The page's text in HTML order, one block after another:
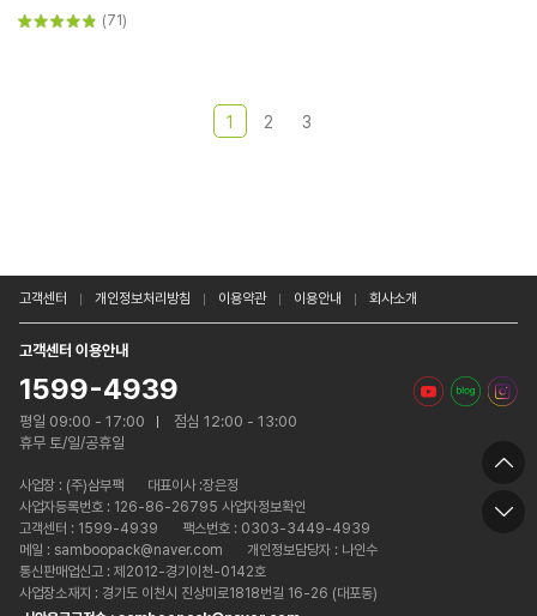
(71)
1 2 3
고객센터 개인정보처리방침 이용약관 이용안내 회사소개
고객센터 이용안내
1599-4939
평일 09:00 - 17:00
점심 12:00 - 13:00
휴무 토/일/공휴일
사업장 : (주)삼부팩
대표이사 :장은정
사업자등록번호 : 126-86-26795 사업자정보확인
고객센터 : 1599-4939
팩스번호 : 0303-3449-4939
메일 : samboopack@naver.com
개인정보담당자 : 나인수
통신판매업신고 : 제2012-경기이천-0142호
사업장소재지 : 경기도 이천시 진상미로1818번길 16-26 (대포동)